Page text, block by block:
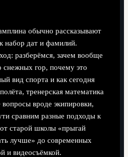
обычно рассказывают
набор дат и фамилий.
разберёмся, зачем вообще
снежных гор, почему это
вид спорта и как сегодня
тренерская математика
вроде экипировки,
сравним разные подходы к
старой школы «прыгай
лучше» до современных
и видеосъёмкой.